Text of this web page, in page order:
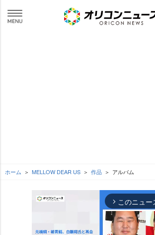
ホーム MELLOW DEAR US 作品 アルバム
arrow_forward_ios このニュー